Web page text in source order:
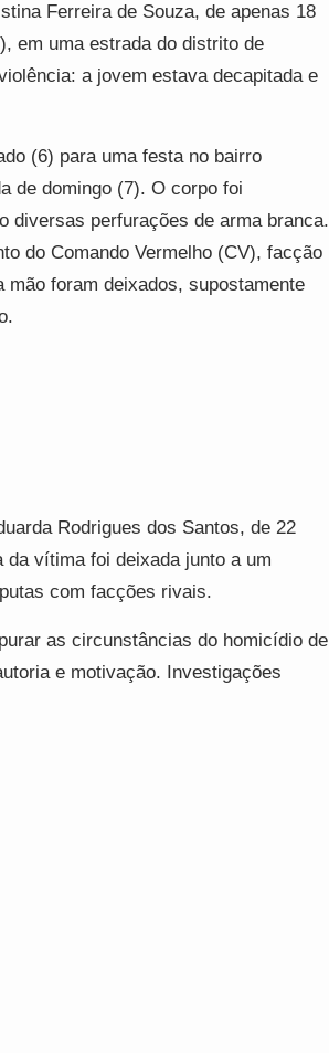
Ferreira de Souza, de apenas 18
em uma estrada do distrito de
a jovem estava decapitada e
(6) para uma festa no bairro
de domingo (7). O corpo foi
diversas perfurações de arma branca.
do Comando Vermelho (CV), facção
mão foram deixados, supostamente
Rodrigues dos Santos, de 22
vítima foi deixada junto a um
com facções rivais.
as circunstâncias do homicídio de
e motivação. Investigações